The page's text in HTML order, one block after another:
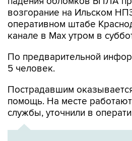
возгорание на Ильском
оперативном штабе
канале в Max утром в
По предварительной
5 человек.
Пострадавшим
помощь. На месте
службы, уточнили в